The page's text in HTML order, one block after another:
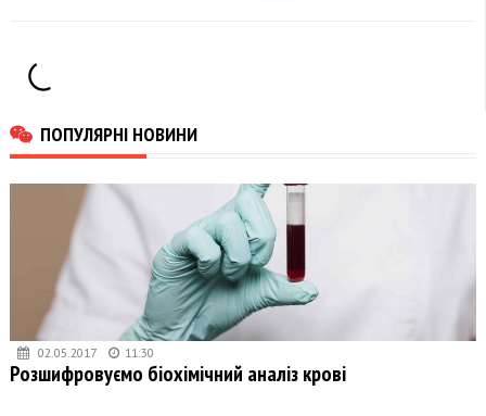
ПОПУЛЯРНІ НОВИНИ
02.05.2017 11:30
Розшифровуємо біохімічний аналіз крові